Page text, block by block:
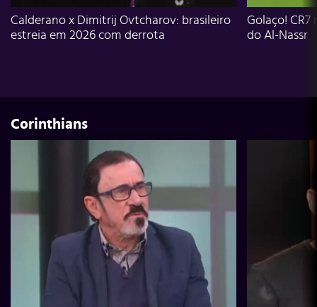
Calderano x Dimitrij Ovtcharov: brasileiro
estreia em 2026 com derrota
Golaço!
do Al-Nassr
Corinthians